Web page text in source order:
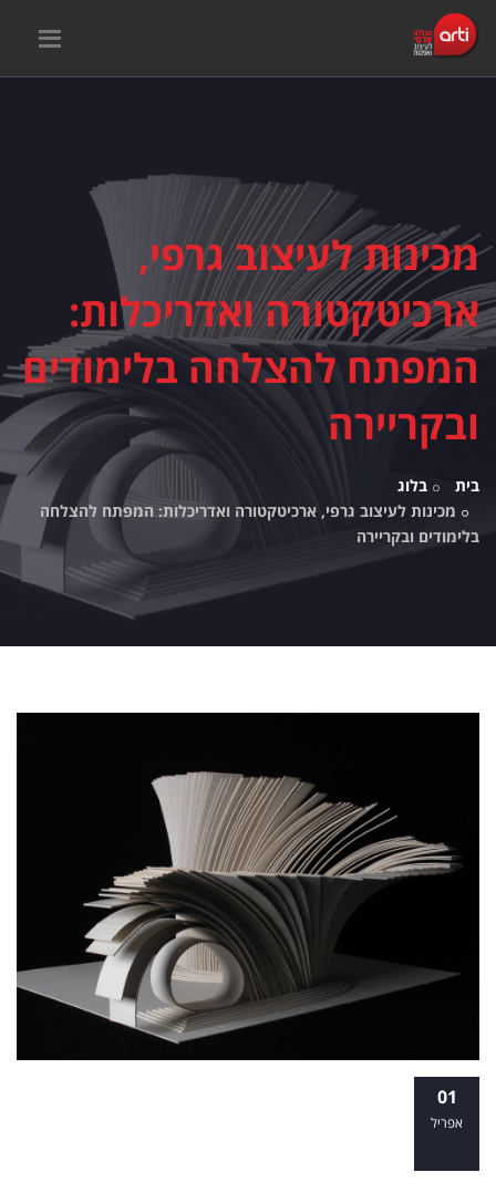
מכינות לעיצוב גרפי,
ארכיטקטורה ואדריכלות:
המפתח להצלחה בלימודים
ובקריירה
בית
בלוג
מכינות לעיצוב גרפי, ארכיטקטורה ואדריכלות: המפתח להצלחה
בלימודים ובקריירה
01
אפריל